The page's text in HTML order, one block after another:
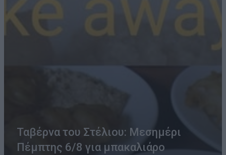
Ταβέρνα του Στέλιου: Μεσημέρι
Πέμπτης 6/8 για μπακαλιάρο